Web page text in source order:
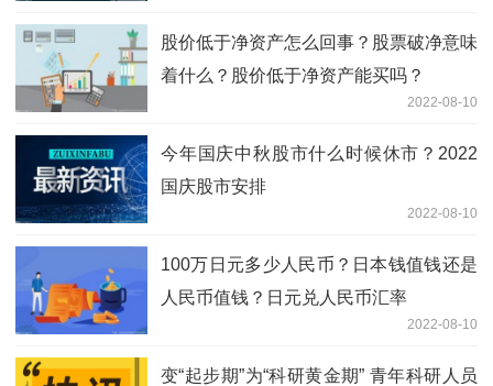
股价低于净资产怎么回事？股票破净意味
着什么？股价低于净资产能买吗？
2022-08-10
今年国庆中秋股市什么时候休市？2022
国庆股市安排
2022-08-10
100万日元多少人民币？日本钱值钱还是
人民币值钱？日元兑人民币汇率
2022-08-10
变“起步期”为“科研黄金期” 青年科研人员